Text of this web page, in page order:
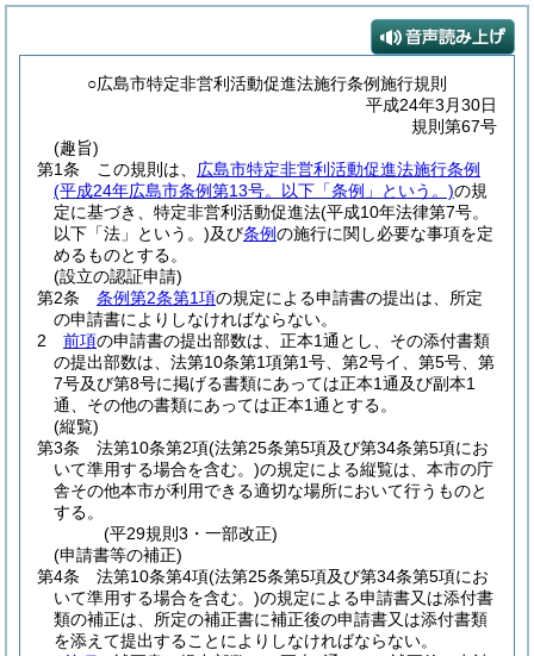
○広島市特定非営利活動促進法施行条例施行規則
平成24年3月30日
規則第67号
(趣旨)
第1条
この規則は、 広島市特定非営利活動促進法施行条例
(平成24年広島市条例第13号。以下「条例」という。)の規
定に基づき、特定非営利活動促進法(平成10年法律第7号。
以下「法」という。)及び条例の施行に関し必要な事項を定
めるものとする。
(設立の認証申請)
第2条
条例第2条第1項の規定による申請書の提出は、所定
の申請書によりしなければならない。
2
前項の申請書の提出部数は、正本1通とし、その添付書類
の提出部数は、法第10条第1項第1号、第2号イ、第5号、第
7号及び第8号に掲げる書類にあっては正本1通及び副本1
通、その他の書類にあっては正本1通とする。
(縦覧)
第3条
法第10条第2項(法第25条第5項及び第34条第5項にお
いて準用する場合を含む。)の規定による縦覧は、本市の庁
舎その他本市が利用できる適切な場所において行うものと
する。
(平29規則3・一部改正)
(申請書等の補正)
第4条
法第10条第4項(法第25条第5項及び第34条第5項にお
いて準用する場合を含む。)の規定による申請書又は添付書
類の補正は、所定の補正書に補正後の申請書又は添付書類
を添えて提出することによりしなければならない。